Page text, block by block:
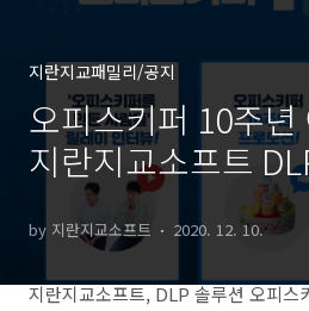
지란지교패밀리/공지
오피스키퍼 10주년
지란지교소프트
by 지란지교소프트 2020. 12. 10.
지란지교소프트, DLP 솔루션 오피스